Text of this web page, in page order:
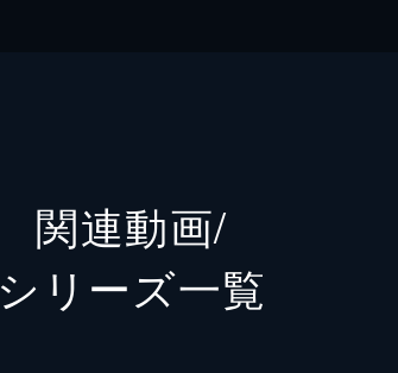
関連動画/
シリーズ⼀覧